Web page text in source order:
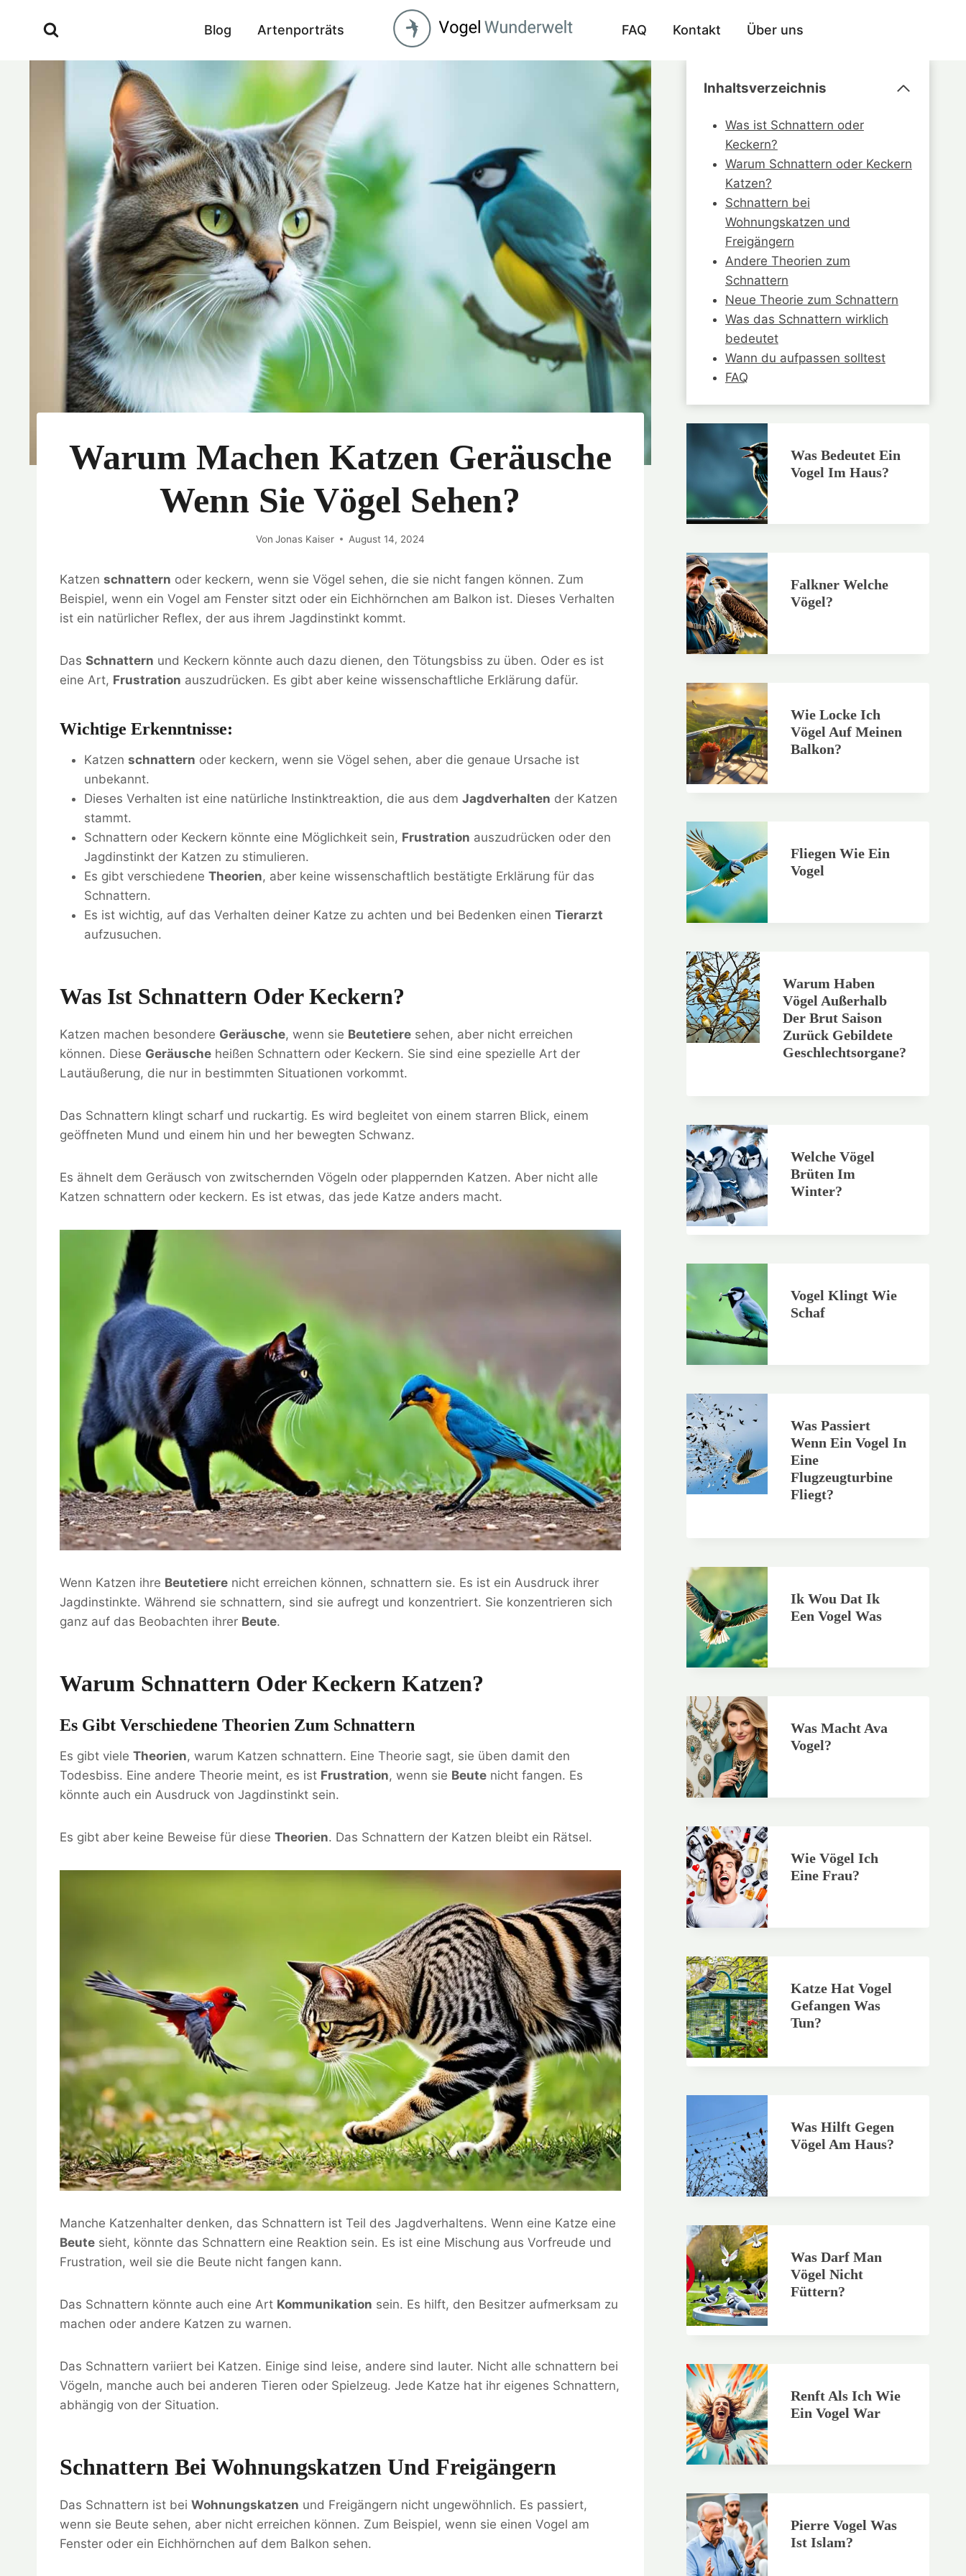
Blog Artenporträts FAQ Kontakt Über uns
Warum Machen Katzen Geräusche
Wenn Sie Vögel Sehen?
Von Jonas Kaiser August 14, 2024
Katzen schnattern oder keckern, wenn sie Vögel sehen, die sie nicht fangen können. Zum
Beispiel, wenn ein Vogel am Fenster sitzt oder ein Eichhörnchen am Balkon ist. Dieses Verhalten
ist ein natürlicher Reflex, der aus ihrem Jagdinstinkt kommt.
Das Schnattern und Keckern könnte auch dazu dienen, den Tötungsbiss zu üben. Oder es ist
eine Art, Frustration auszudrücken. Es gibt aber keine wissenschaftliche Erklärung dafür.
Wichtige Erkenntnisse:
Katzen schnattern oder keckern, wenn sie Vögel sehen, aber die genaue Ursache ist
unbekannt.
Dieses Verhalten ist eine natürliche Instinktreaktion, die aus dem Jagdverhalten der Katzen
stammt.
Schnattern oder Keckern könnte eine Möglichkeit sein, Frustration auszudrücken oder den
Jagdinstinkt der Katzen zu stimulieren.
Es gibt verschiedene Theorien, aber keine wissenschaftlich bestätigte Erklärung für das
Schnattern.
Es ist wichtig, auf das Verhalten deiner Katze zu achten und bei Bedenken einen Tierarzt
aufzusuchen.
Was Ist Schnattern Oder Keckern?
Katzen machen besondere Geräusche, wenn sie Beutetiere sehen, aber nicht erreichen
können. Diese Geräusche heißen Schnattern oder Keckern. Sie sind eine spezielle Art der
Lautäußerung, die nur in bestimmten Situationen vorkommt.
Das Schnattern klingt scharf und ruckartig. Es wird begleitet von einem starren Blick, einem
geöffneten Mund und einem hin und her bewegten Schwanz.
Es ähnelt dem Geräusch von zwitschernden Vögeln oder plappernden Katzen. Aber nicht alle
Katzen schnattern oder keckern. Es ist etwas, das jede Katze anders macht.
Wenn Katzen ihre Beutetiere nicht erreichen können, schnattern sie. Es ist ein Ausdruck ihrer
Jagdinstinkte. Während sie schnattern, sind sie aufregt und konzentriert. Sie konzentrieren sich
ganz auf das Beobachten ihrer Beute.
Warum Schnattern Oder Keckern Katzen?
Es Gibt Verschiedene Theorien Zum Schnattern
Es gibt viele Theorien, warum Katzen schnattern. Eine Theorie sagt, sie üben damit den
Todesbiss. Eine andere Theorie meint, es ist Frustration, wenn sie Beute nicht fangen. Es
könnte auch ein Ausdruck von Jagdinstinkt sein.
Es gibt aber keine Beweise für diese Theorien. Das Schnattern der Katzen bleibt ein Rätsel.
Manche Katzenhalter denken, das Schnattern ist Teil des Jagdverhaltens. Wenn eine Katze eine
Beute sieht, könnte das Schnattern eine Reaktion sein. Es ist eine Mischung aus Vorfreude und
Frustration, weil sie die Beute nicht fangen kann.
Das Schnattern könnte auch eine Art Kommunikation sein. Es hilft, den Besitzer aufmerksam zu
machen oder andere Katzen zu warnen.
Das Schnattern variiert bei Katzen. Einige sind leise, andere sind lauter. Nicht alle schnattern bei
Vögeln, manche auch bei anderen Tieren oder Spielzeug. Jede Katze hat ihr eigenes Schnattern,
abhängig von der Situation.
Schnattern Bei Wohnungskatzen Und Freigängern
Das Schnattern ist bei Wohnungskatzen und Freigängern nicht ungewöhnlich. Es passiert,
wenn sie Beute sehen, aber nicht erreichen können. Zum Beispiel, wenn sie einen Vogel am
Fenster oder ein Eichhörnchen auf dem Balkon sehen.
Inhaltsverzeichnis
Was ist Schnattern oder
Keckern?
Warum Schnattern oder Keckern
Katzen?
Schnattern bei
Wohnungskatzen und
Freigängern
Andere Theorien zum
Schnattern
Neue Theorie zum Schnattern
Was das Schnattern wirklich
bedeutet
Wann du aufpassen solltest
FAQ
Was Bedeutet Ein
Vogel Im Haus?
Falkner Welche
Vögel?
Wie Locke Ich
Vögel Auf Meinen
Balkon?
Fliegen Wie Ein
Vogel
Warum Haben
Vögel Außerhalb
Der Brut Saison
Zurück Gebildete
Geschlechtsorgane?
Welche Vögel
Brüten Im
Winter?
Vogel Klingt Wie
Schaf
Was Passiert
Wenn Ein Vogel In
Eine
Flugzeugturbine
Fliegt?
Ik Wou Dat Ik
Een Vogel Was
Was Macht Ava
Vogel?
Wie Vögel Ich
Eine Frau?
Katze Hat Vogel
Gefangen Was
Tun?
Was Hilft Gegen
Vögel Am Haus?
Was Darf Man
Vögel Nicht
Füttern?
Renft Als Ich Wie
Ein Vogel War
Pierre Vogel Was
Ist Islam?